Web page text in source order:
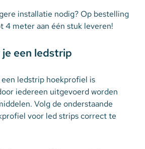
installatie nodig? Op bestelling
4 meter aan één stuk leveren!
een ledstrip
ledstrip hoekprofiel is
iedereen uitgevoerd worden
Volg de onderstaande
voor led strips correct te